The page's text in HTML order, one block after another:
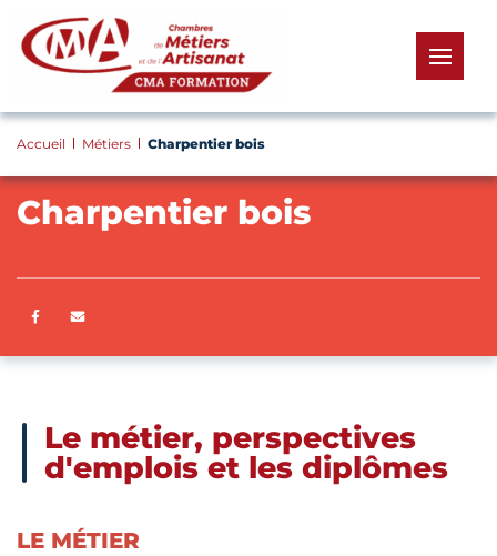
menu
Accueil Métiers Charpentier bois
Charpentier bois
Partager sur Facebook
Le métier, perspectives
d'emplois et les diplômes
LE MÉTIER